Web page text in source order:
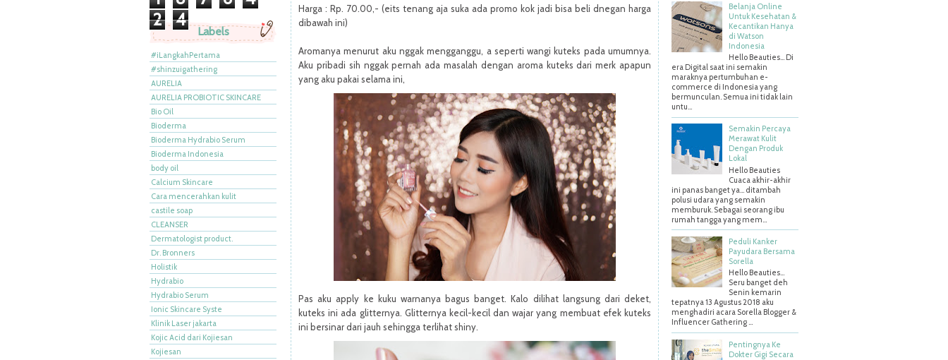
2
4
Labels
#iLangkahPertama
#shinzuigathering
AURELIA
AURELIA PROBIOTIC SKINCARE
Bio Oil
Bioderma
Bioderma Hydrabio Serum
Bioderma Indonesia
body oil
Calcium Skincare
Cara mencerahkan kulit
castile soap
CLEANSER
Dermatologist product.
Dr. Bronners
Holistik
Hydrabio
Hydrabio Serum
Ionic Skincare Syste
Klinik Laser jakarta
Kojic Acid dari Kojiesan
Kojiesan
Harga : Rp. 70.00,- (eits tenang aja suka ada promo kok jadi bisa beli dnegan harga
dibawah ini)
Aromanya menurut aku nggak mengganggu, a seperti wangi kuteks pada umumnya.
Aku pribadi sih nggak pernah ada masalah dengan aroma kuteks dari merk apapun
yang aku pakai selama ini,
Pas aku apply ke kuku warnanya bagus banget. Kalo dilihat langsung dari deket,
kuteks ini ada glitternya. Glitternya kecil-kecil dan wajar yang membuat efek kuteks
ini bersinar dari jauh sehingga terlihat shiny.
Belanja Online
Untuk Kesehatan &
Kecantikan Hanya
di Watson
Indonesia
Hello Beauties... Di
era Digital saat ini semakin
maraknya pertumbuhan e-
commerce di Indonesia yang
bermunculan. Semua ini tidak lain
untu...
Semakin Percaya
Merawat Kulit
Dengan Produk
Lokal
Hello Beauties
Cuaca akhir-akhir
ini panas banget ya… ditambah
polusi udara yang semakin
memburuk. Sebagai seorang ibu
rumah tangga yang mem...
Peduli Kanker
Payudara Bersama
Sorella
Hello Beauties…
Seru banget deh
Senin kemarin
tepatnya 13 Agustus 2018 aku
menghadiri acara Sorella Blogger &
Influencer Gathering ...
Pentingnya Ke
Dokter Gigi Secara